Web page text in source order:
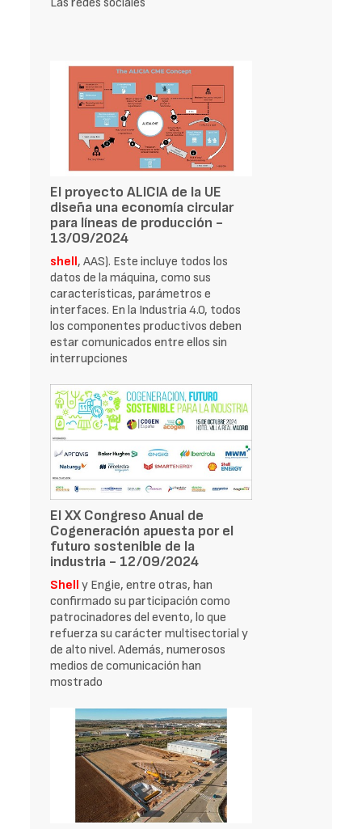
El proyecto ALICIA de la UE
diseña una economía circular
para líneas de producción -
13/09/2024
shell, AAS). Este incluye todos los
datos de la máquina, como sus
características, parámetros e
interfaces. En la Industria 4.0, todos
los componentes productivos deben
estar comunicados entre ellos sin
interrupciones
El XX Congreso Anual de
Cogeneración apuesta por el
futuro sostenible de la
industria - 12/09/2024
Shell y Engie, entre otras, han
confirmado su participación como
patrocinadores del evento, lo que
refuerza su carácter multisectorial y
de alto nivel. Además, numerosos
medios de comunicación han
mostrado